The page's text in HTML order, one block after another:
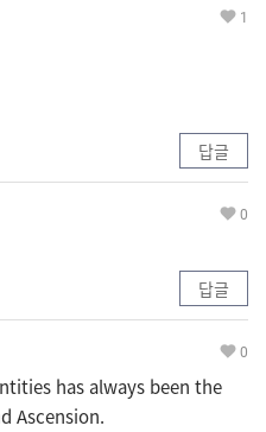
1
답글
0
답글
0
has always been the
Ascension.